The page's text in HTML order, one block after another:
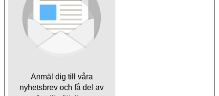
Anmäl dig till våra
nyhetsbrev och få del av